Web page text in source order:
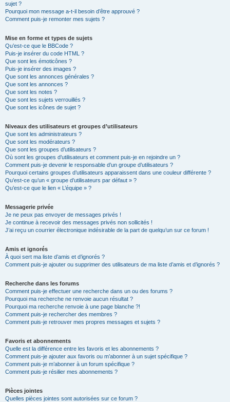
sujet ?
Pourquoi mon message a-t-il besoin d’être approuvé ?
Comment puis-je remonter mes sujets ?
Mise en forme et types de sujets
Qu’est-ce que le BBCode ?
Puis-je insérer du code HTML ?
Que sont les émoticônes ?
Puis-je insérer des images ?
Que sont les annonces générales ?
Que sont les annonces ?
Que sont les notes ?
Que sont les sujets verrouillés ?
Que sont les icônes de sujet ?
Niveaux des utilisateurs et groupes d’utilisateurs
Que sont les administrateurs ?
Que sont les modérateurs ?
Que sont les groupes d’utilisateurs ?
Où sont les groupes d’utilisateurs et comment puis-je en rejoindre un ?
Comment puis-je devenir le responsable d’un groupe d’utilisateurs ?
Pourquoi certains groupes d’utilisateurs apparaissent dans une couleur différente ?
Qu’est-ce qu’un « groupe d’utilisateurs par défaut » ?
Qu’est-ce que le lien « L’équipe » ?
Messagerie privée
Je ne peux pas envoyer de messages privés !
Je continue à recevoir des messages privés non sollicités !
J’ai reçu un courrier électronique indésirable de la part de quelqu’un sur ce forum !
Amis et ignorés
À quoi sert ma liste d’amis et d’ignorés ?
Comment puis-je ajouter ou supprimer des utilisateurs de ma liste d’amis et d’ignorés ?
Recherche dans les forums
Comment puis-je effectuer une recherche dans un ou des forums ?
Pourquoi ma recherche ne renvoie aucun résultat ?
Pourquoi ma recherche renvoie à une page blanche ?!
Comment puis-je rechercher des membres ?
Comment puis-je retrouver mes propres messages et sujets ?
Favoris et abonnements
Quelle est la différence entre les favoris et les abonnements ?
Comment puis-je ajouter aux favoris ou m’abonner à un sujet spécifique ?
Comment puis-je m’abonner à un forum spécifique ?
Comment puis-je résilier mes abonnements ?
Pièces jointes
Quelles pièces jointes sont autorisées sur ce forum ?